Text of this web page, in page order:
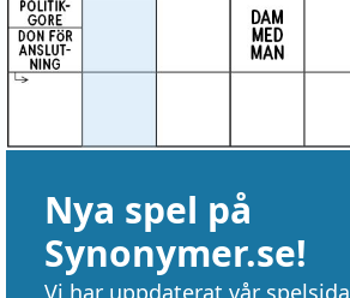
Nya spel på
Synonymer.se!
Vi har uppdaterat vår